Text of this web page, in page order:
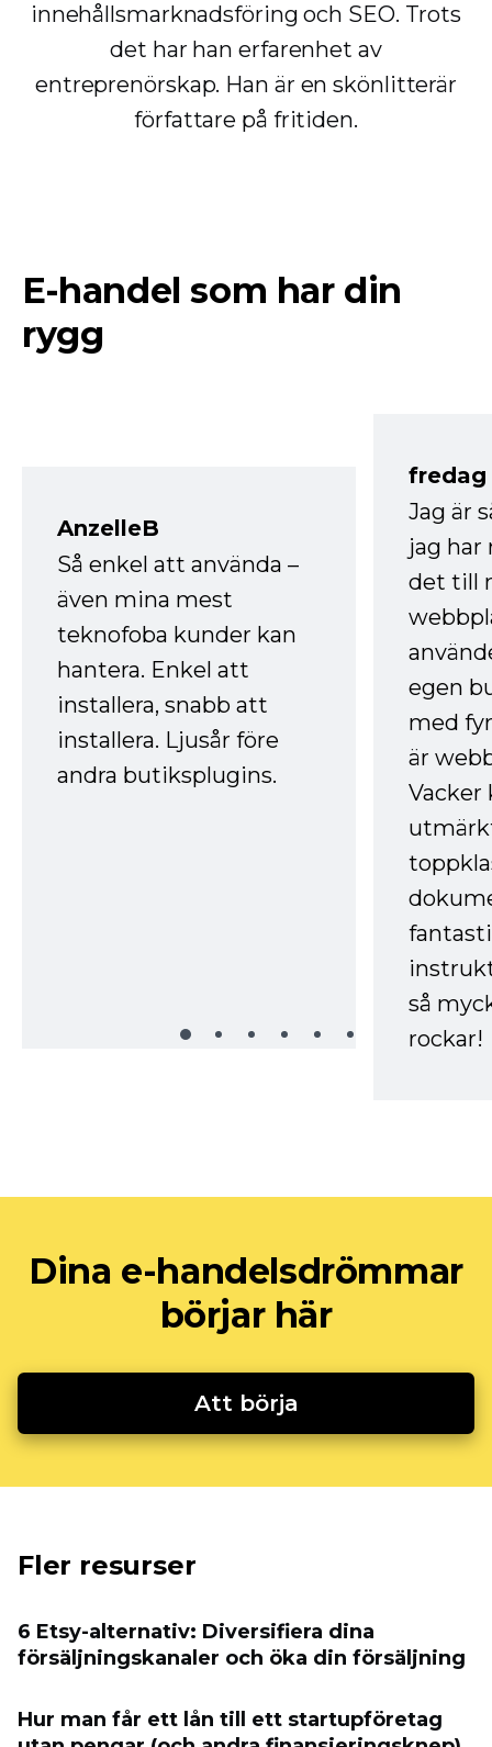
innehållsmarknadsföring och SEO. Trots
det har han erfarenhet av
entreprenörskap. Han är en skönlitterär
författare på fritiden.
E-handel som har din
rygg
AnzelleB
Så enkel att använda –
även mina mest
teknofoba kunder kan
hantera. Enkel att
installera, snabb att
installera. Ljusår före
andra butiksplugins.
fredag
Jag är
jag
det till
egen
med
är
Vacker
så
rockar!
Dina e-handelsdrömmar
börjar här
Att börja
Fler resurser
6 Etsy-alternativ: Diversifiera dina
försäljningskanaler och öka din försäljning
Hur man får ett lån till ett startupföretag